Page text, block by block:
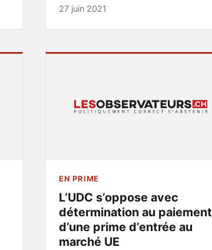
27 juin 2021
EN PRIME
L’UDC s’oppose avec
détermination au paiement
d’une prime d’entrée au
marché UE